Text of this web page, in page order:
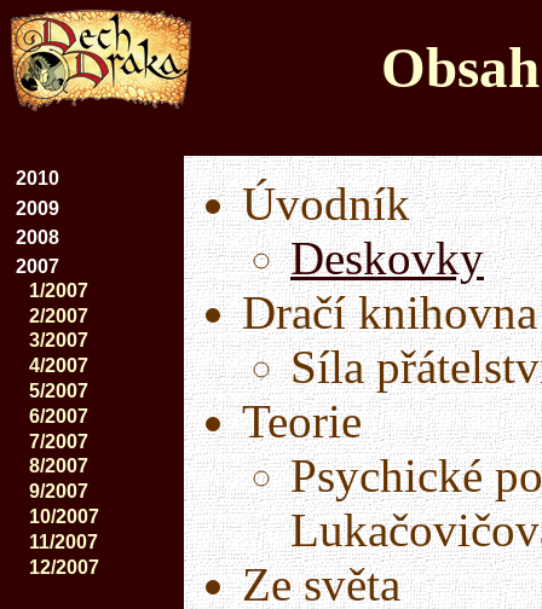
Úvodník
Deskovky
Dračí knihovna
Síla
Teorie
Psychické
Ze světa
2010
2009
2008
2007
1/2007
2/2007
3/2007
4/2007
5/2007
6/2007
7/2007
8/2007
9/2007
10/2007
11/2007
12/2007